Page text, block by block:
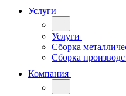
Услуги
Услуги
Сборка
Сборка
Компания